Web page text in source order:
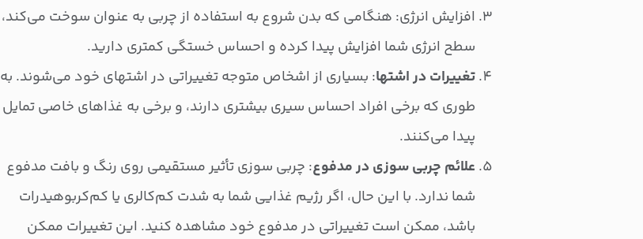
افزایش انرژی: هنگامی که بدن شروع به استفاده از چربی به عنوان سوخت می‌کند،
سطح انرژی شما افزایش پیدا کرده و احساس خستگی کمتری دارید.
تغییرات در اشتها: بسیاری از اشخاص متوجه تغییراتی در اشتهای خود می‌شوند. به
طوری که برخی افراد احساس سیری بیشتری دارند، و برخی به غذاهای خاصی تمایل
پیدا می‌کنند.
علائم چربی سوزی در مدفوع: چربی سوزی تأثیر مستقیمی روی رنگ و بافت مدفوع
شما ندارد. با این حال، اگر رژیم غذایی شما به شدت کم‌کالری یا کم‌کربوهیدرات
باشد، ممکن است تغییراتی در مدفوع خود مشاهده کنید. این تغییرات ممکن